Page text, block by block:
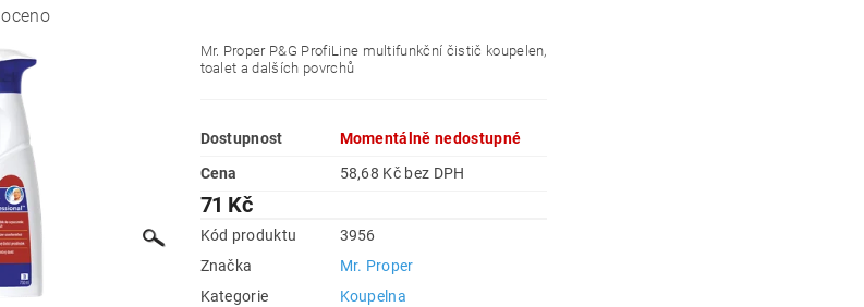
Mr. Proper P&G ProfiLine multifunkční čistič koupelen,
toalet a dalších povrchů
Dostupnost
Momentálně nedostupné
Cena
58,68 Kč bez DPH
71 Kč
Kód produktu
3956
Značka
Mr. Proper
Kategorie
Koupelna